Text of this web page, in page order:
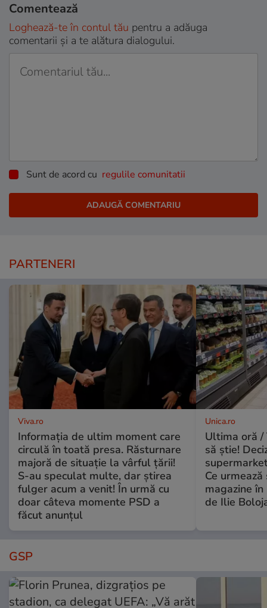
Comentează
Loghează-te în contul tău pentru a adăuga
comentarii și a te alătura dialogului.
Sunt de acord cu regulile comunitatii
PARTENERI
Viva.ro
Informația de ultim moment care
circulă în toată presa. Răsturnare
majoră de situație la vârful țării!
S-au speculat multe, dar știrea
fulger acum a venit! În urmă cu
doar câteva momente PSD a
făcut anunțul
Unica.ro
Ultima oră /
să știe!
Ce
magazine
de Ilie
GSP